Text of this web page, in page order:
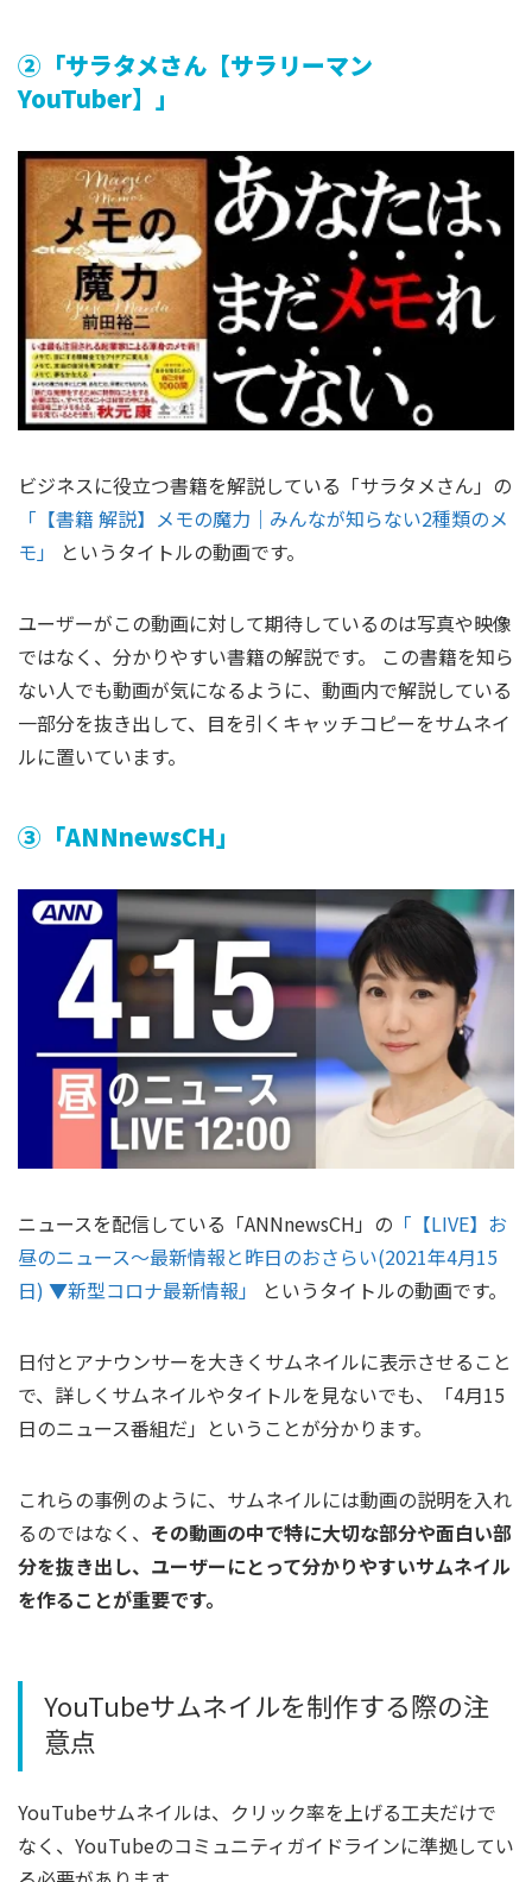
②「サラタメさん【サラリーマン
YouTuber】」
ビジネスに役立つ書籍を解説している「サラタメさん」の
「【書籍 解説】メモの魔力｜みんなが知らない2種類のメ
モ」
というタイトルの動画です。
ユーザーがこの動画に対して期待しているのは写真や映像
ではなく、分かりやすい書籍の解説です。 この書籍を知ら
ない人でも動画が気になるように、動画内で解説している
一部分を抜き出して、目を引くキャッチコピーをサムネイ
ルに置いています。
③「ANNnewsCH」
ニュースを配信している「ANNnewsCH」の 「【LIVE】お
昼のニュース～最新情報と昨日のおさらい(2021年4月15
日) ▼新型コロナ最新情報」
というタイトルの動画です。
日付とアナウンサーを大きくサムネイルに表示させること
で、詳しくサムネイルやタイトルを見ないでも、「4月15
日のニュース番組だ」ということが分かります。
これらの事例のように、サムネイルには動画の説明を入れ
るのではなく、 その動画の中で特に大切な部分や面白い部
分を抜き出し、ユーザーにとって分かりやすいサムネイル
を作ることが重要です。
YouTubeサムネイルを制作する際の注
意点
YouTubeサムネイルは、クリック率を上げる工夫だけで
なく、YouTubeのコミュニティガイドラインに準拠してい